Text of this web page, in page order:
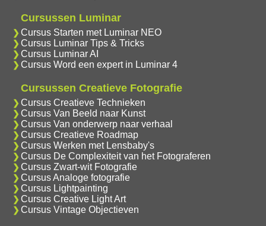
Cursussen Luminar
Cursus Starten met Luminar NEO
Cursus Luminar Tips & Tricks
Cursus Luminar AI
Cursus Word een expert in Luminar 4
Cursussen Creatieve Fotografie
Cursus Creatieve Technieken
Cursus Van Beeld naar Kunst
Cursus Van onderwerp naar verhaal
Cursus Creatieve Roadmap
Cursus Werken met Lensbaby's
Cursus De Complexiteit van het Fotograferen
Cursus Zwart-wit Fotografie
Cursus Analoge fotografie
Cursus Lightpainting
Cursus Creative Light Art
Cursus Vintage Objectieven